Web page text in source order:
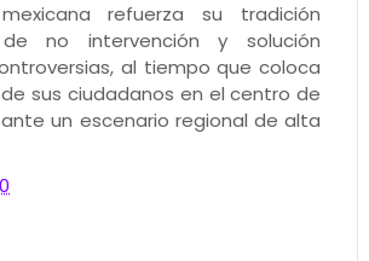
refuerza su tradición
no intervención y solución
al tiempo que coloca
sus ciudadanos en el centro de
un escenario regional de alta